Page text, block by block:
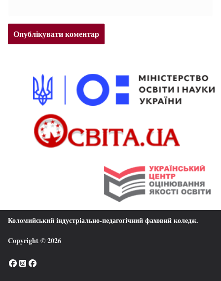
Коломийський індустріально-педагогічний фаховий коледж.
Copyright © 2026